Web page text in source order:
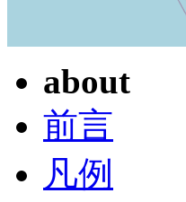
about
前言
凡例